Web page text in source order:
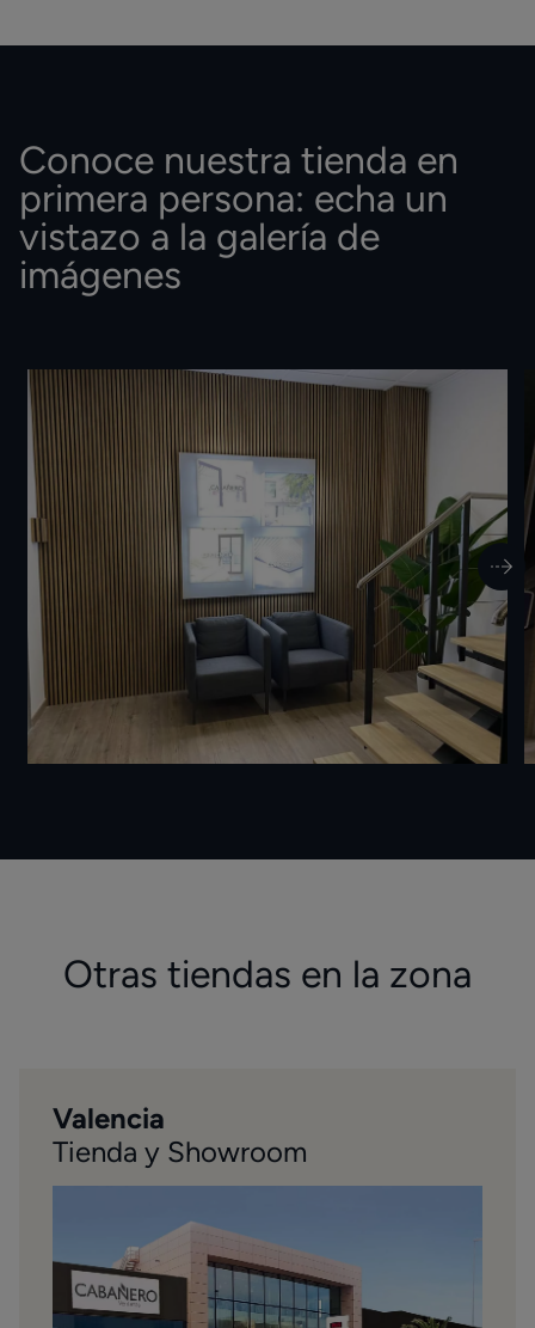
Conoce nuestra tienda en
primera persona: echa un
vistazo a la galería de
imágenes
Otras tiendas en la zona
Valencia
Tienda y Showroom